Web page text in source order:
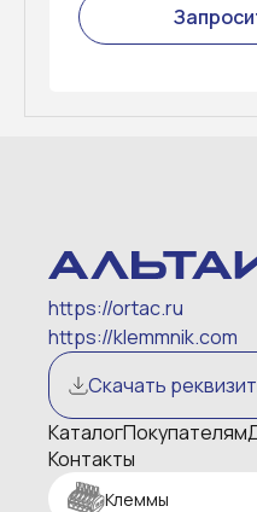
https://ortac.ru
https://klemmnik.com
Скачать
КаталогПокупателям
Контакты
Клеммы